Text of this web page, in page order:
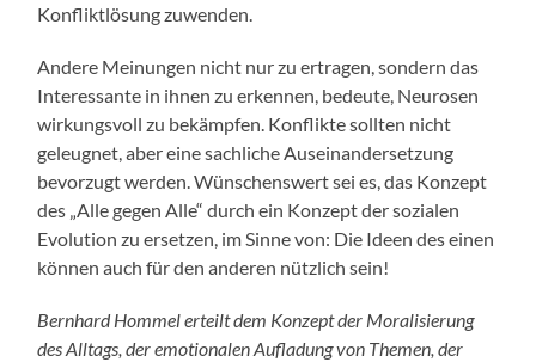
Konfliktlösung zuwenden.
Andere Meinungen nicht nur zu ertragen, sondern das
Interessante in ihnen zu erkennen, bedeute, Neurosen
wirkungsvoll zu bekämpfen. Konflikte sollten nicht
geleugnet, aber eine sachliche Auseinandersetzung
bevorzugt werden. Wünschenswert sei es, das Konzept
des „Alle gegen Alle“ durch ein Konzept der sozialen
Evolution zu ersetzen, im Sinne von: Die Ideen des einen
können auch für den anderen nützlich sein!
Bernhard Hommel erteilt dem Konzept der Moralisierung
des Alltags, der emotionalen Aufladung von Themen, der